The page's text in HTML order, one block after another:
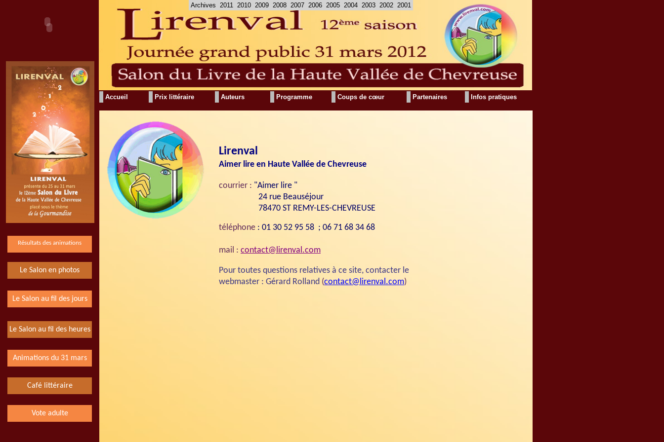
Accueil Coups de cœur
Programme
Prix littéraire Auteurs Partenaires Infos pratiques
Archives 2011 2010 2009 2008 2007 2006 2005 2004 2003 2002 2001
Résultats des animations
Le Salon en photos
Café littéraire
Le Salon au fil des heures
Vote adulte
Animations du 31 mars
Le Salon au fil des jours
Lirenval
Aimer lire en Haute Vallée de Chevreuse
courrier : "Aimer lire "
24 rue Beauséjour
78470 ST REMY-LES-CHEVREUSE
téléphone : 01 30 52 95 58 ; 06 71 68 34 68
mail : contact@lirenval.com
Pour toutes questions relatives à ce site, contacter le
webmaster : Gérard Rolland (contact@lirenval.com)